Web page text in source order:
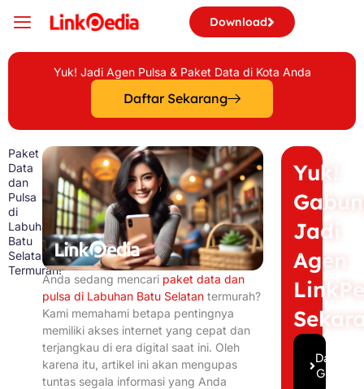
Download
Yuk! Jadi Agen Pulsa & Paket Data di Kota Anda
Daftar Sekarang
Paket
Data
dan
Pulsa
di
Labuhan
Batu
Selatan
Termurah!
Anda sedang mencari paket data dan
pulsa di Labuhan Batu Selatantermurah?
Kami memahami betapa pentingnya
memiliki akses internet yang cepat dan
terjangkau di era digital saat ini. Oleh
karena itu, artikel ini akan mengupas
tuntas segala informasi yang Anda
Yuk!
Jadi
Agen
Daftar
Gratis